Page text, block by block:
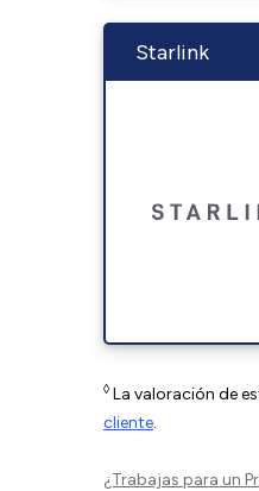
Starlink
◊ La valoración de
cliente.
¿Trabajas para un